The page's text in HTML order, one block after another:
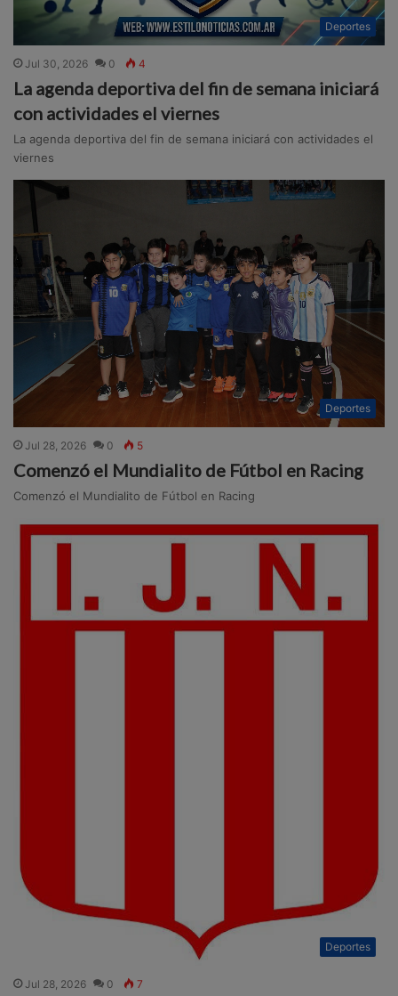
Deportes
Jul 30, 2026 0 4
La agenda deportiva del fin de semana iniciará
con actividades el viernes
La agenda deportiva del fin de semana iniciará con actividades el
viernes
Deportes
Jul 28, 2026 0 5
Comenzó el Mundialito de Fútbol en Racing
Comenzó el Mundialito de Fútbol en Racing
Deportes
Jul 28, 2026 0 7